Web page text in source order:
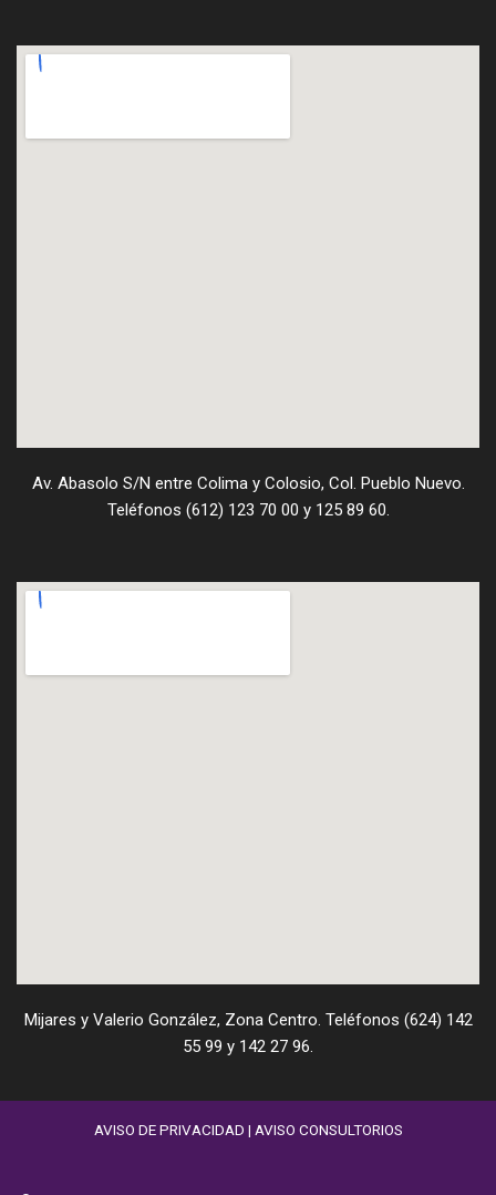
Av. Abasolo S/N entre Colima y Colosio, Col. Pueblo Nuevo.
Teléfonos (612) 123 70 00 y 125 89 60.
Mijares y Valerio González, Zona Centro. Teléfonos (624) 142
55 99 y 142 27 96.
AVISO DE PRIVACIDAD | AVISO CONSULTORIOS